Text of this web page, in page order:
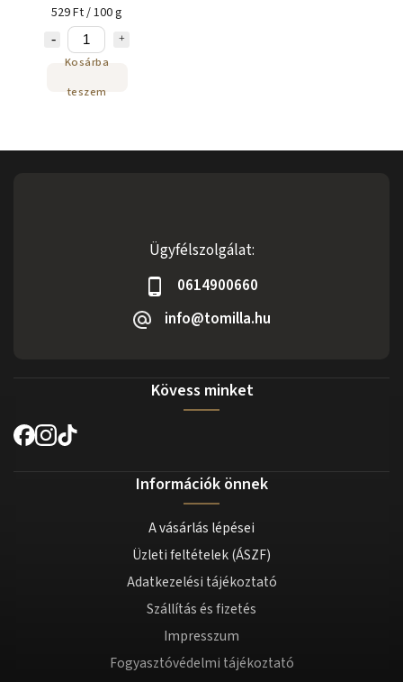
529 Ft / 100 g
Kosárba
teszem
Ügyfélszolgálat:
0614900660
info@tomilla.hu
Kövess minket
Információk önnek
A vásárlás lépései
Üzleti feltételek (ÁSZF)
Adatkezelési tájékoztató
Szállítás és fizetés
Impresszum
Fogyasztóvédelmi tájékoztató